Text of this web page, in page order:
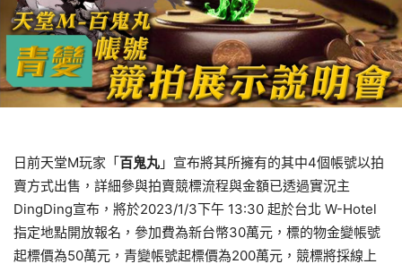
日前天堂M玩家「百鬼丸 」宣布將其所擁有的其中4個帳號以拍
賣方式出售，詳細參與拍賣競標流程與金額已透過實況主
DingDing宣布，將於2023/1/3下午 13:30 起於台北 W-Hotel
指定地點開放報名，參加費為新台幣30萬元，標的物金變帳號
起標價為50萬元，青變帳號起標價為200萬元，競標將採線上